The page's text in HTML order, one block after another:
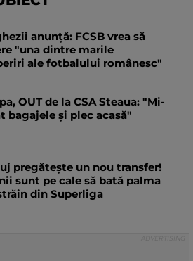
anunță: FCSB vrea să
"una dintre marile
ale fotbalului românesc"
OUT de la CSA Steaua: "Mi-
bagajele și plec acasă"
pregătește un nou transfer!
sunt pe cale să bată palma
din Superliga